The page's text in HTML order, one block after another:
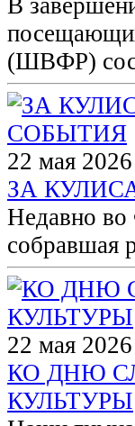
(ШВФР)
22 мая 2026
ЗА
Недавно во
собравшая
22 мая 2026
КО ДНЮ
КУЛЬТУРЫ